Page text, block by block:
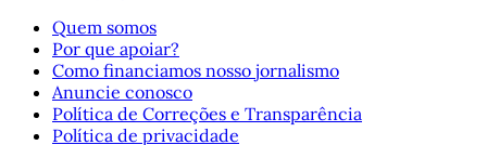
Quem somos
Por que apoiar?
Como financiamos nosso jornalismo
Anuncie conosco
Política de Correções e Transparência
Política de privacidade